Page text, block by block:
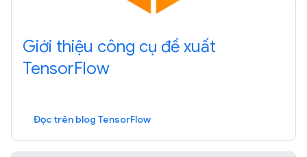
Giới thiệu công cụ đề xuất
TensorFlow
Đọc trên blog TensorFlow